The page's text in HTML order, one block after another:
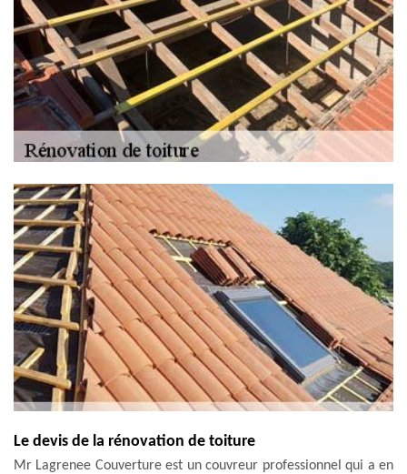
Le devis de la rénovation de toiture
Mr Lagrenee Couverture est un couvreur professionnel qui a en